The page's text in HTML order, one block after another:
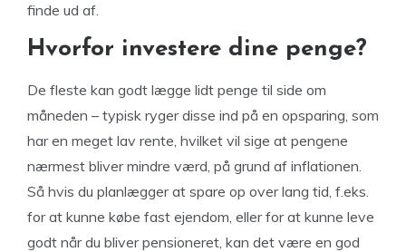
finde ud af.
Hvorfor investere dine penge?
De fleste kan godt lægge lidt penge til side om
måneden – typisk ryger disse ind på en opsparing, som
har en meget lav rente, hvilket vil sige at pengene
nærmest bliver mindre værd, på grund af inflationen.
Så hvis du planlægger at spare op over lang tid, f.eks.
for at kunne købe fast ejendom, eller for at kunne leve
godt når du bliver pensioneret, kan det være en god